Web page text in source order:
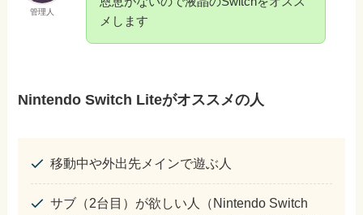
管理人
メします
Nintendo Switch Liteがオススメの人
移動中や外出先メインで遊ぶ人
サブ（2台目）が欲しい人（Nintendo Switch